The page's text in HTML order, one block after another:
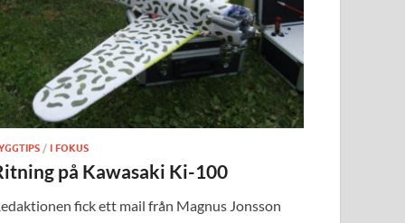
/I FOKUS
på Kawasaki Ki-100
fick ett mail från Magnus Jonsson